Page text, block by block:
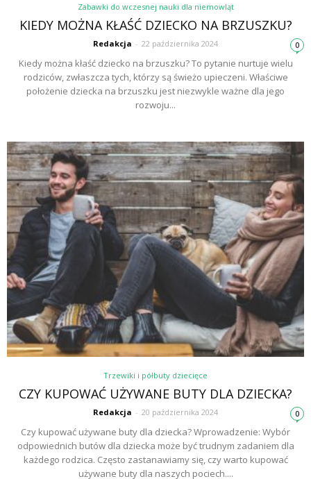
Zabawki do wczesnej nauki dla niemowląt
KIEDY MOŻNA KŁAŚĆ DZIECKO NA BRZUSZKU?
Redakcja - 22 października 2024 0
Kiedy można kłaść dziecko na brzuszku? To pytanie nurtuje wielu
rodziców, zwłaszcza tych, którzy są świeżo upieczeni. Właściwe
położenie dziecka na brzuszku jest niezwykle ważne dla jego
rozwoju...
Trzewiki i półbuty dziecięce
CZY KUPOWAĆ UŻYWANE BUTY DLA DZIECKA?
Redakcja - 20 października 2024 0
Czy kupować używane buty dla dziecka? Wprowadzenie: Wybór
odpowiednich butów dla dziecka może być trudnym zadaniem dla
każdego rodzica. Często zastanawiamy się, czy warto kupować
używane buty dla naszych pociech....